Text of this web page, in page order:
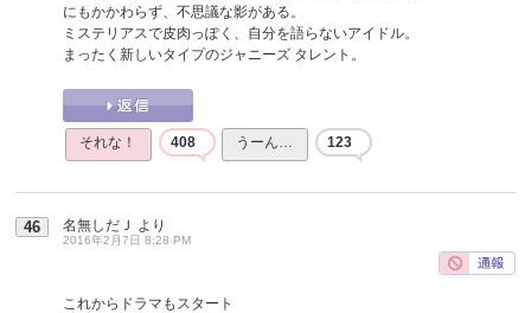
にもかかわらず、不思議な影がある。
ミステリアスで皮肉っぽく、自分を語らないアイドル。
まったく新しいタイプのジャニーズ タレント。
それな！ 408 うーん… 123
46 名無しだＪ より
2016年2月7日 8:28 PM
これからドラマもスタート